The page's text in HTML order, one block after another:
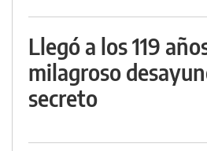
Llegó a los 119
milagroso
secreto